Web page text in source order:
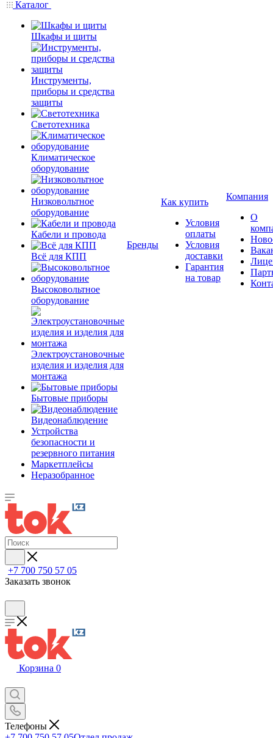
Каталог
Шкафы и щиты
Инструменты,
приборы и средства
защиты
Светотехника
Климатическое
оборудование
Низковольтное
оборудование
Кабели и провода
Всё для КПП
Высоковольтное
оборудование
Электроустановочные
изделия и изделия для
монтажа
Бытовые приборы
Видеонаблюдение
Устройства
безопасности и
резервного питания
Маркетплейсы
Неразобранное
Бренды
Как купить
Условия
оплаты
Условия
доставки
Гарантия
на товар
Компания
О
+7 700 750 57 05
Заказать звонок
Корзина 0
Телефоны